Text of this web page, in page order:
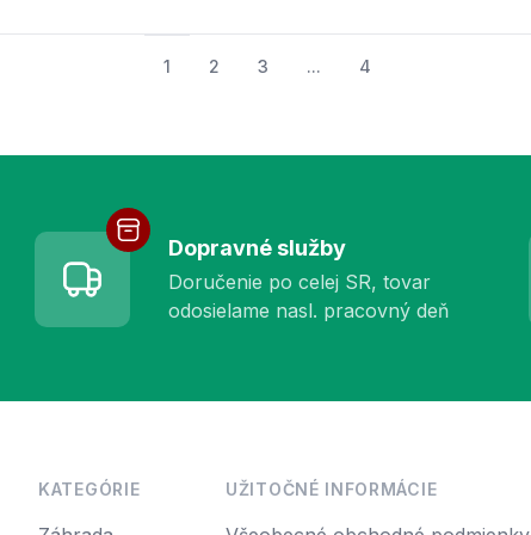
1 2 3 ... 4
Dopravné služby
Doručenie po celej SR, tovar
odosielame nasl. pracovný deň
KATEGÓRIE UŽITOČNÉ INFORMÁCIE